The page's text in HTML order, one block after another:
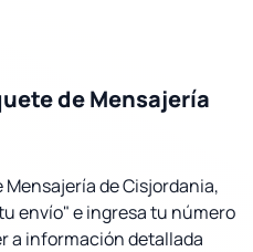
de Mensajería
de Cisjordania,
envío" e ingresa tu número
a información detallada